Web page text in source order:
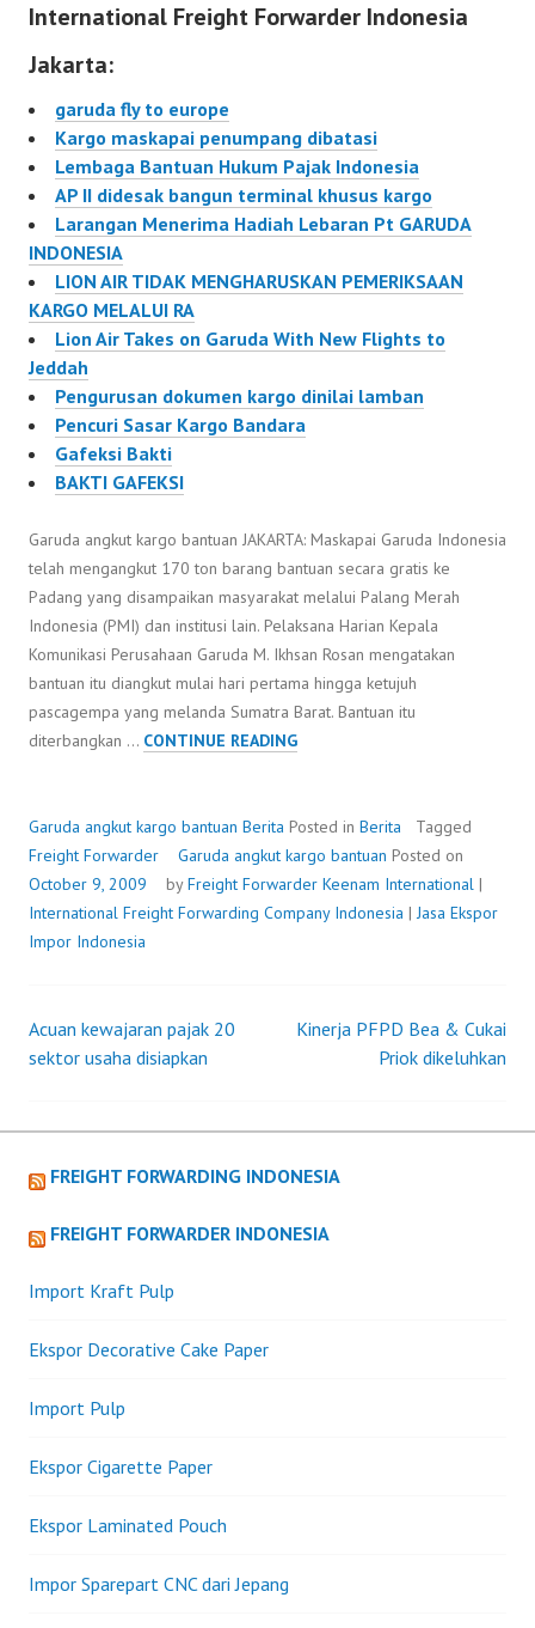
pembatasan itu akan
Keputusan Menhub No.
9/2002 tentang…
Jangan heran jika koran
karena tidak terangkut
pesawat pagi ini.
Sejumlah penerbit
media cetak
mengeluhkan kerugian
ratusan juta rupiah…
International Freight Forwarder Indonesia
Jakarta:
garuda fly to europe
Kargo maskapai penumpang dibatasi
Lembaga Bantuan Hukum Pajak Indonesia
AP II didesak bangun terminal khusus kargo
Larangan Menerima Hadiah Lebaran Pt GARUDA
INDONESIA
LION AIR TIDAK MENGHARUSKAN PEMERIKSAAN
KARGO MELALUI RA
Lion Air Takes on Garuda With New Flights to
Jeddah
Pengurusan dokumen kargo dinilai lamban
Pencuri Sasar Kargo Bandara
Gafeksi Bakti
BAKTI GAFEKSI
Garuda angkut kargo bantuan JAKARTA: Maskapai Garuda Indonesia
telah mengangkut 170 ton barang bantuan secara gratis ke
Padang yang disampaikan masyarakat melalui Palang Merah
Indonesia (PMI) dan institusi lain. Pelaksana Harian Kepala
Komunikasi Perusahaan Garuda M. Ikhsan Rosan mengatakan
bantuan itu diangkut mulai hari pertama hingga ketujuh
pascagempa yang melanda Sumatra Barat. Bantuan itu
diterbangkan … CONTINUE READINGGARUDA
BANTUAN
Garuda angkut kargo bantuan Berita Posted in Berita
Tagged
Freight Forwarder
Garuda angkut kargo bantuan Posted on
October 9, 2009
byFreight Forwarder Keenam International |
International Freight Forwarding Company Indonesia |Jasa Ekspor
Impor Indonesia
Post
Acuan kewajaran pajak 20
sektor usaha disiapkan
Kinerja PFPD Bea & Cukai
Priok dikeluhkan
FREIGHT FORWARDING INDONESIA
FREIGHT FORWARDER INDONESIA
Import Kraft Pulp
Ekspor Decorative Cake Paper
Import Pulp
Ekspor Cigarette Paper
Ekspor Laminated Pouch
Impor Sparepart CNC dari Jepang